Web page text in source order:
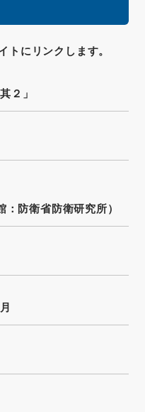
トにリンクします。
２」
防衛省防衛研究所）